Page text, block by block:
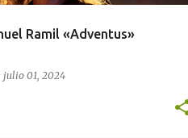
Ramil «Adventus»
julio 01, 2024